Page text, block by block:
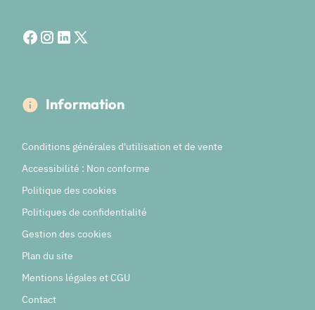
Information
Conditions générales d'utilisation et de vente
Accessibilité : Non conforme
Politique des cookies
Politiques de confidentialité
Gestion des cookies
Plan du site
Mentions légales et CGU
Contact